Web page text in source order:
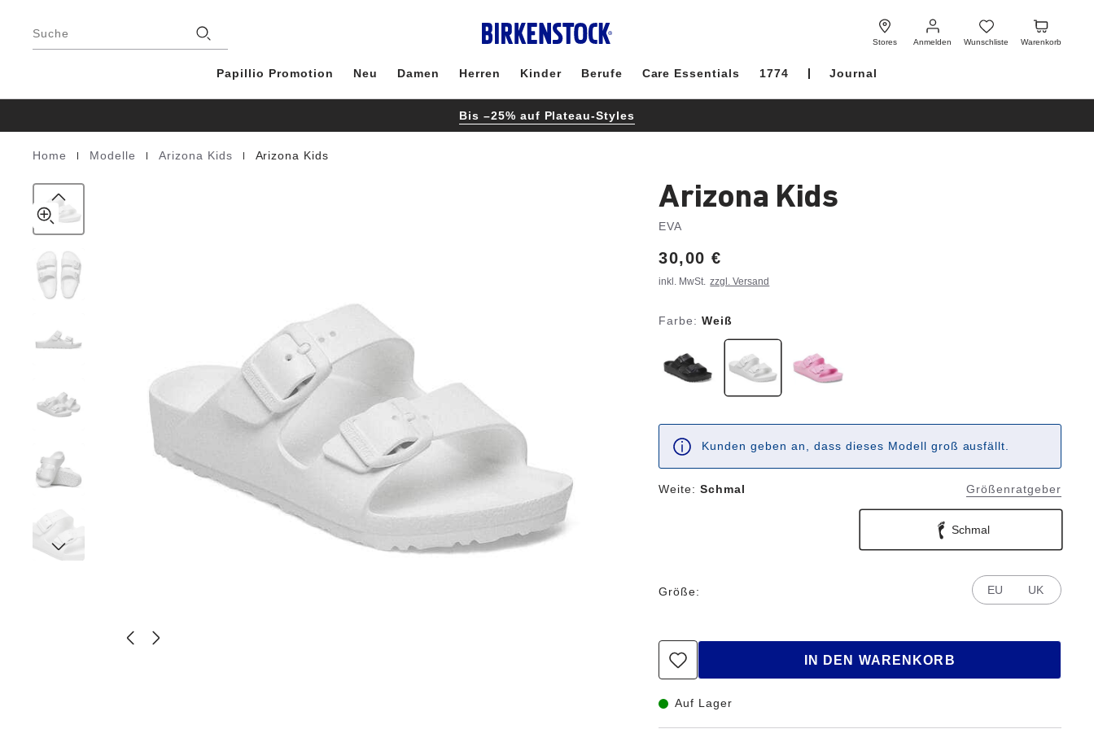
Suche
Stores Anmelden
Anmelden
Wunschliste
Wunschliste
Warenkorb
Warenkorb
Papillio Promotion Neu Damen Herren Kinder Berufe Care Essentials 1774 Journal
Bis –25% auf Plateau-Styles
Homepage
Home Modelle Arizona Kids Arizona Kids
Arizona Kids
EVA
Price:
30,00 €
inkl. MwSt. zzgl. Versand
Farbe:Weiß
Kunden geben an, dass dieses Modell groß ausfällt.
Weite: Schmal Größenratgeber
Schmal
Größe: EU UK
IN DEN WARENKORB
Auf Lager
product